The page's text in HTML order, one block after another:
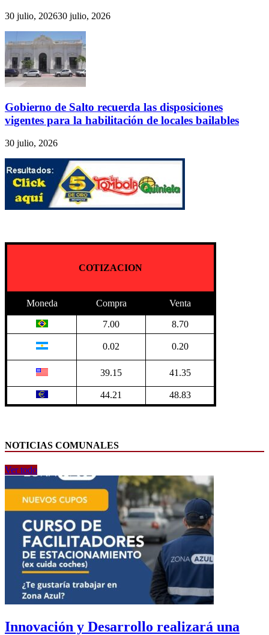
30 julio, 202630 julio, 2026
Gobierno de Salto recuerda las disposiciones
vigentes para la habilitación de locales bailables
30 julio, 2026
COTIZACION
Moneda Compra Venta
7.00 8.70
0.02 0.20
39.15 41.35
44.21 48.83
NOTICIAS COMUNALES
Ver todo
Innovación y Desarrollo realizará una